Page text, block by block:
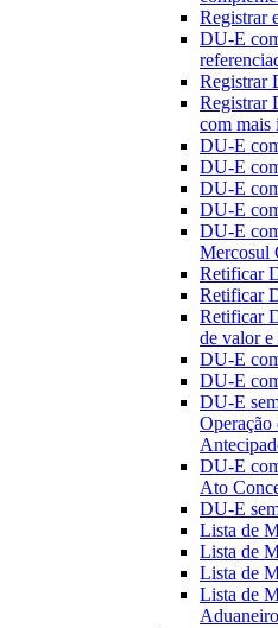
Registrar
DU-E
Registrar
Registrar
com mais
DU-E
DU-E
DU-E
DU-E
DU-E
Mercosul
Retificar
Retificar
Retificar
de valor e
DU-E
DU-E
DU-E
Operação
DU-E
Ato
DU-E
Lista de
Lista de
Lista de
Lista de
Aduaneiro